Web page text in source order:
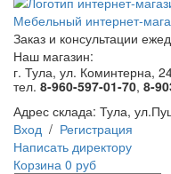
Мебельный интернет-
Заказ и консультации
Наш магазин:
г. Тула, ул. Коминтерна,
тел. 8-960-597-01-70, 8-
Адрес склада: Тула,
Вход / Регистрация
Написать директору
Корзина 0 руб